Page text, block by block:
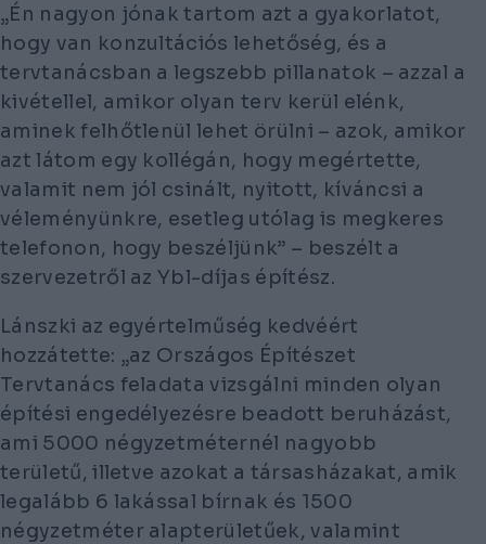
„Én nagyon jónak tartom azt a gyakorlatot,
hogy van konzultációs lehetőség, és a
tervtanácsban a legszebb pillanatok – azzal a
kivétellel, amikor olyan terv kerül elénk,
aminek felhőtlenül lehet örülni – azok, amikor
azt látom egy kollégán, hogy megértette,
valamit nem jól csinált, nyitott, kíváncsi a
véleményünkre, esetleg utólag is megkeres
telefonon, hogy beszéljünk” – beszélt a
szervezetről az Ybl-díjas építész.
Lánszki az egyértelműség kedvéért
hozzátette: „az Országos Építészet
Tervtanács feladata vizsgálni minden olyan
építési engedélyezésre beadott beruházást,
ami 5000 négyzetméternél nagyobb
területű, illetve azokat a társasházakat, amik
legalább 6 lakással bírnak és 1500
négyzetméter alapterületűek, valamint